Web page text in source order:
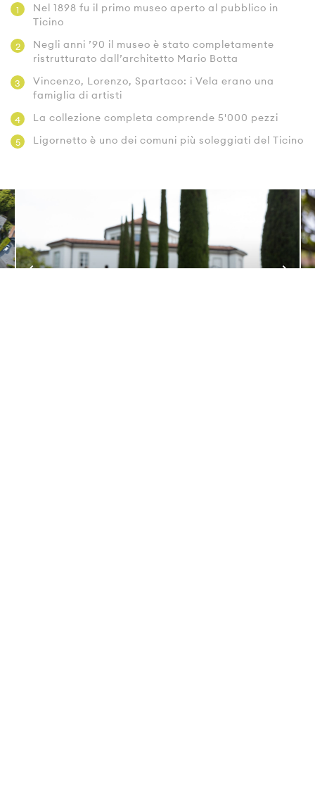
1
Nel 1898 fu il primo museo aperto al pubblico in
Ticino
2
Negli anni ’90 il museo è stato completamente
ristrutturato dall’architetto Mario Botta
3
Vincenzo, Lorenzo, Spartaco: i Vela erano una
famiglia di artisti
4 La collezione completa comprende 5'000 pezzi
5 Ligornetto è uno dei comuni più soleggiati del Ticino